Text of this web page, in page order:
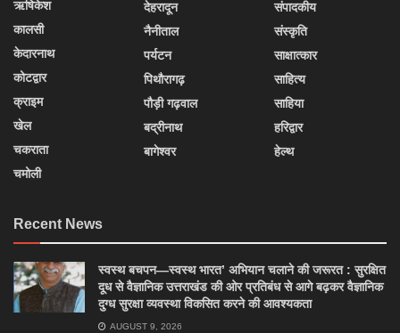
ऋषिकेश
कालसी
केदारनाथ
कोटद्वार
क्राइम
खेल
चकराता
चमोली
देहरादून
नैनीताल
पर्यटन
पिथौरागढ़
पौड़ी गढ़वाल
बद्रीनाथ
बागेश्वर
संपादकीय
संस्कृति
साक्षात्कार
साहित्य
साहिया
हरिद्वार
हेल्थ
Recent News
स्वस्थ बचपन—स्वस्थ भारत’ अभियान चलाने की जरूरत : सुरक्षित
दूध से वैज्ञानिक उत्तराखंड की ओर प्रतिबंध से आगे बढ़कर वैज्ञानिक
दुग्ध सुरक्षा व्यवस्था विकसित करने की आवश्यकता
AUGUST 9, 2026